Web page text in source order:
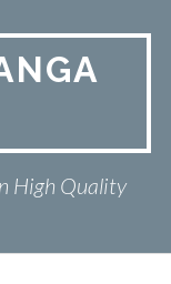
High Quality